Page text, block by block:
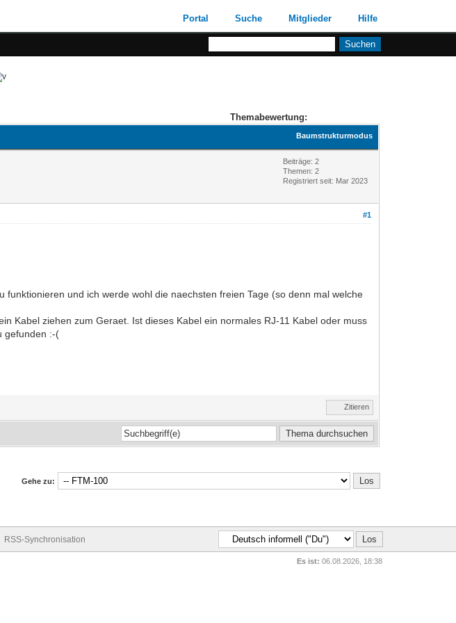
Portal Suche Mitglieder Hilfe
Themabewertung:
Baumstrukturmodus
Beiträge: 2
Themen: 2
Registriert seit: Mar 2023
#1
und ich werde wohl die naechsten freien Tage (so denn mal welche
Kabel ziehen zum Geraet. Ist dieses Kabel ein normales RJ-11 Kabel oder muss
gefunden :-(
Zitieren
Gehe zu:
RSS-Synchronisation
Es ist: 06.08.2026, 18:38